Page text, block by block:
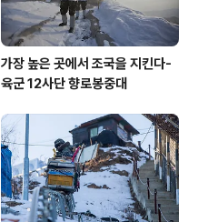
가장 높은 곳에서 조국을 지킨다-
육군 12사단 향로봉중대